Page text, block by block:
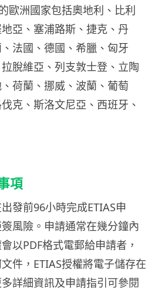
歐洲國家包括奧地利、比利
亞、塞浦路斯、捷克、丹
法國、德國、希臘、匈牙
脫維亞、列支敦士登、立陶
荷蘭、挪威、波蘭、葡萄
克、斯洛文尼亞、西班牙、
項
發前96小時完成ETIAS申
風險。申請通常在幾分鐘內
以PDF格式電郵給申請者，
件，ETIAS授權將電子儲存在
詳細資訊及申請指引可參閱